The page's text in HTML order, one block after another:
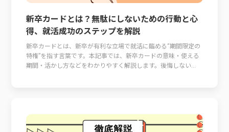
新卒カードとは？無駄にしないための行動と心
得、就活成功のステップを解説
新卒カードとは、新卒が有利な立場で就活に臨める“期間限定の
特権”を指す言葉です。本記事では、新卒カードの意味・使える
期間・活かし方などをわかりやすく解説します。後悔しない...